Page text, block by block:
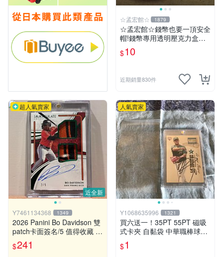
☆孟宏館☆ 1879
☆孟宏館☆錢幣也要一頂安全
帽!錢幣專用透明壓克力盒收
納保護盒.1枚10元~收藏盒.3
$10
近期銷量830件
近全新
超人氣賣家
Y7461134368 1349
2026 Panini Bo Davidson 雙
patch卡面簽名/5 值得收藏 小
國寶 Immaculate
$241
人氣賣家
Y1068635996 1321
買六送一！35PT 55PT 磁吸
式卡夾 自黏袋 中華職棒球員
卡 遊戲王 寶可夢PTCG 漫威
ultra pro可用
$1